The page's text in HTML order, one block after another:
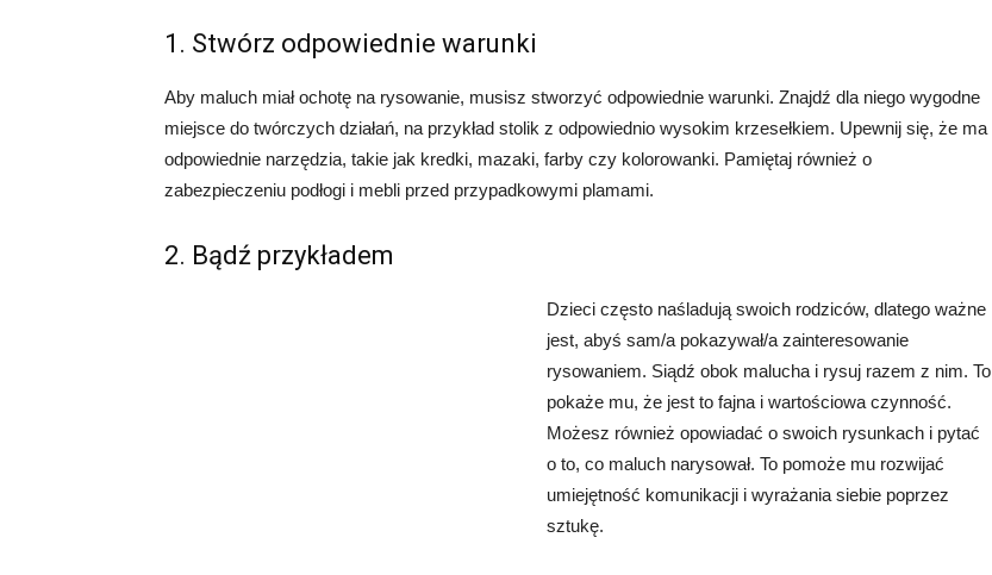
1. Stwórz odpowiednie warunki
Aby maluch miał ochotę na rysowanie, musisz stworzyć odpowiednie warunki. Znajdź dla niego wygodne
miejsce do twórczych działań, na przykład stolik z odpowiednio wysokim krzesełkiem. Upewnij się, że ma
odpowiednie narzędzia, takie jak kredki, mazaki, farby czy kolorowanki. Pamiętaj również o
zabezpieczeniu podłogi i mebli przed przypadkowymi plamami.
2. Bądź przykładem
Dzieci często naśladują swoich rodziców, dlatego ważne
jest, abyś sam/a pokazywał/a zainteresowanie
rysowaniem. Siądź obok malucha i rysuj razem z nim. To
pokaże mu, że jest to fajna i wartościowa czynność.
Możesz również opowiadać o swoich rysunkach i pytać
o to, co maluch narysował. To pomoże mu rozwijać
umiejętność komunikacji i wyrażania siebie poprzez
sztukę.